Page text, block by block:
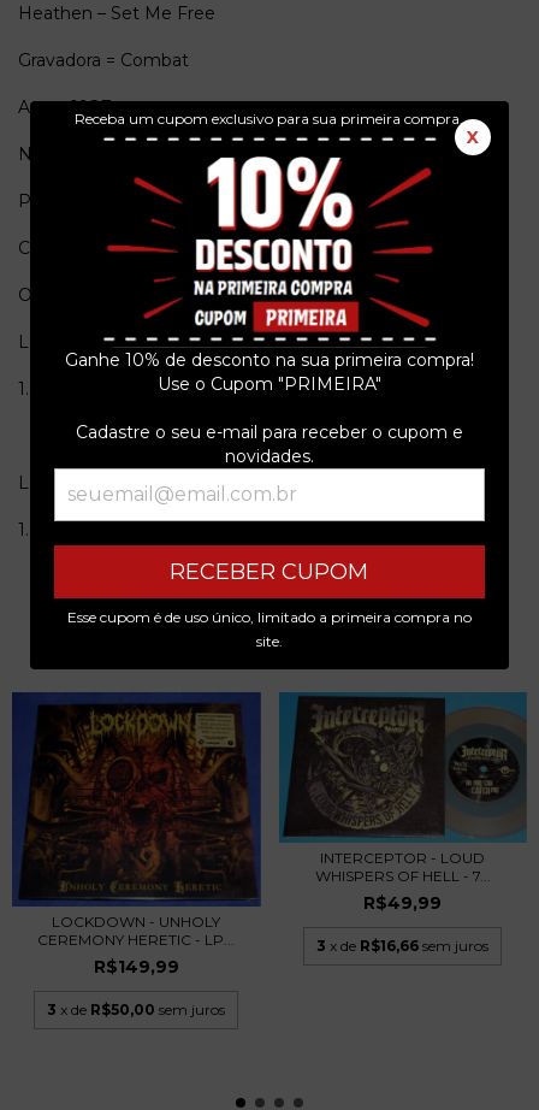
Receba um cupom exclusivo para sua primeira compra.
X
Ganhe 10% de desconto na sua primeira compra!
Use o Cupom "PRIMEIRA"
Cadastre o seu e-mail para receber o cupom e
novidades.
RECEBER CUPOM
Esse cupom é de uso único, limitado a primeira compra no
site.
Heathen – Set Me Free
Gravadora = Combat
Ano = 1987
Numero de Catalogo = 88561-8182-1
Pais de origem = USA
Conservação = Ex(Capa) / Ex(Vinil)
Obs. = Original, sem encarte.
Lado A
1.Set me free
Lado B
1.Goblin´s Blade
PRODUTOS SIMILARES
LOCKDOWN - UNHOLY
CEREMONY HERETIC - LP...
R$149,99
3 x de R$50,00 sem juros
INTERCEPTOR - LOUD
WHISPERS OF HELL - 7...
R$49,99
3 x de R$16,66 sem juros